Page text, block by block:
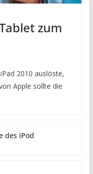
zum
2010 auslöste,
Apple sollte die
des iPod